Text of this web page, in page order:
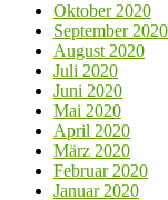
Oktober 2020
September 2020
August 2020
Juli 2020
Juni 2020
Mai 2020
April 2020
März 2020
Februar 2020
Januar 2020